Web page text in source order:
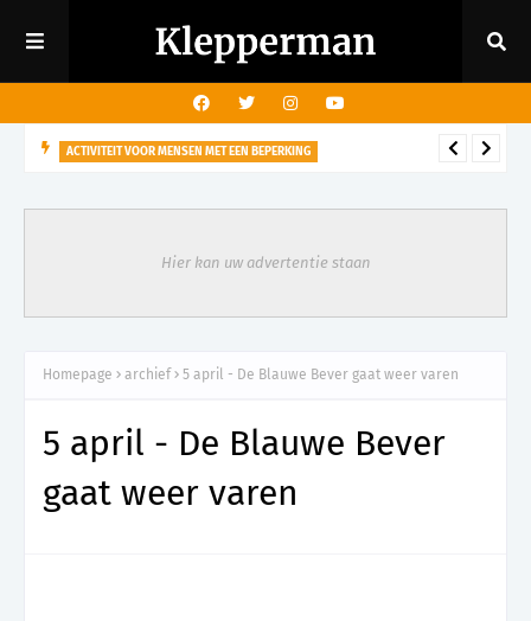
ACTIVITEIT VOOR MENSEN MET EEN BEPERKING
visuele beperking
Hier kan uw advertentie staan
Homepage archief 5 april - De Blauwe Bever gaat weer varen
5 april - De Blauwe Bever
gaat weer varen